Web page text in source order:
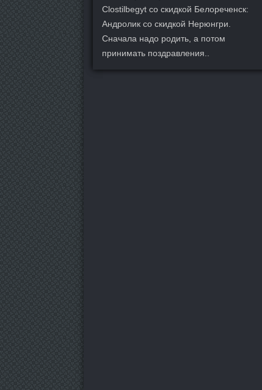
Clostilbegyt со скидкой Белореченск:
Андролик со скидкой Нерюнгри.
Сначала надо родить, а потом
принимать поздравления..